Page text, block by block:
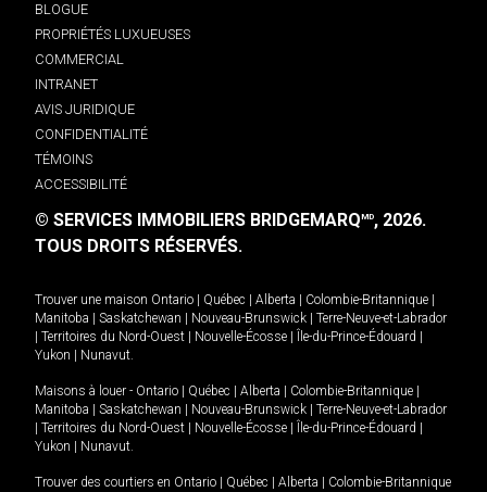
BLOGUE
PROPRIÉTÉS LUXUEUSES
COMMERCIAL
INTRANET
AVIS JURIDIQUE
CONFIDENTIALITÉ
TÉMOINS
ACCESSIBILITÉ
© SERVICES IMMOBILIERS BRIDGEMARQMD, 2026.
TOUS DROITS RÉSERVÉS.
Trouver une maison Ontario Québec Alberta Colombie-Britannique
Manitoba
Saskatchewan Nouveau-Brunswick
Terre-Neuve-et-Labrador
Territoires du Nord-Ouest Nouvelle-Écosse Île-du-Prince-Édouard
Yukon
Nunavut.
Maisons à louer - Ontario Québec Alberta Colombie-Britannique
Manitoba
Saskatchewan Nouveau-Brunswick
Terre-Neuve-et-Labrador
Territoires du Nord-Ouest Nouvelle-Écosse Île-du-Prince-Édouard
Yukon
Nunavut.
Trouver des courtiers en Ontario Québec Alberta
Colombie-Britannique